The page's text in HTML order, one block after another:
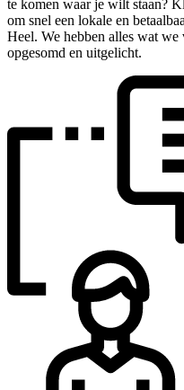
te komen waar je wilt staan?
om snel een lokale en
Heel. We hebben alles wat
opgesomd en uitgelicht.